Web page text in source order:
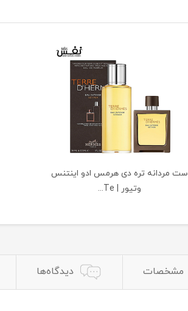
ست مردانه تره دی هرمس ادو اینتنس
وتیور | Te...
مشخصات دیدگاه‌ها